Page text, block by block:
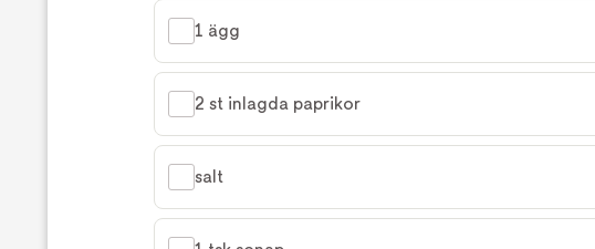
1 ägg
2 st inlagda paprikor
salt